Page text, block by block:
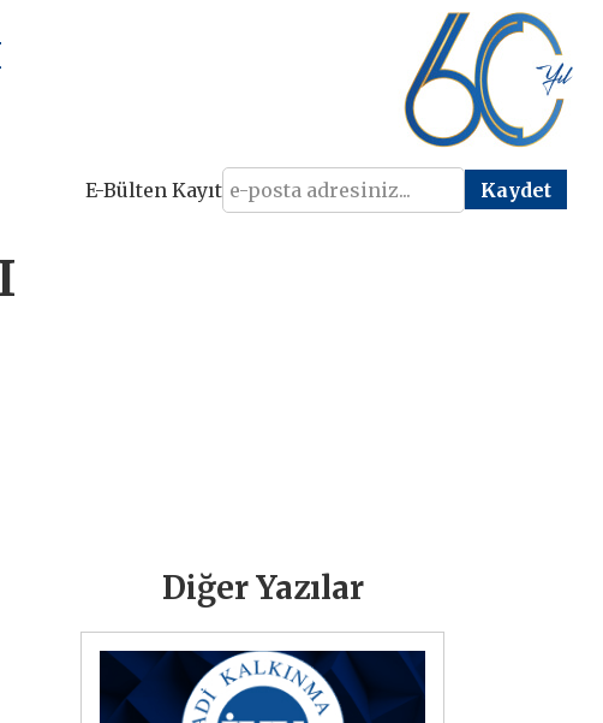
E-Bülten Kayıt
Diğer Yazılar